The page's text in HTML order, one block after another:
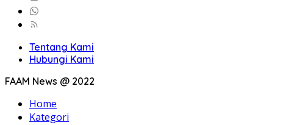
Tentang Kami
Hubungi Kami
FAAM News @ 2022
Home
Kategori